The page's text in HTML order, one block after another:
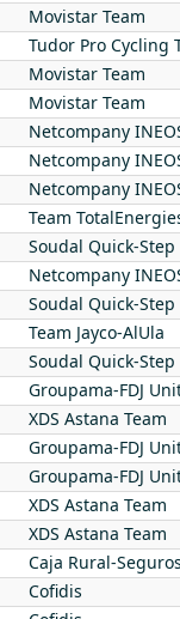
Movistar Team
Tudor Pro Cycling
Movistar Team
Movistar Team
Netcompany
Netcompany
Netcompany
Team
Soudal Quick-Step
Netcompany
Soudal Quick-Step
Team Jayco-AlUla
Soudal Quick-Step
Groupama-FDJ
XDS Astana Team
Groupama-FDJ
Groupama-FDJ
XDS Astana Team
XDS Astana Team
Caja Rural-
Cofidis